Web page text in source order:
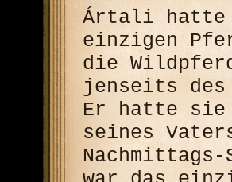
Ártali hatte
einzigen
die
jenseits des
Er hatte sie
seines